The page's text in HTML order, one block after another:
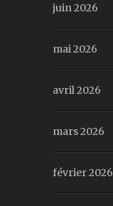
juin 2026
mai 2026
avril 2026
mars 2026
février 2026